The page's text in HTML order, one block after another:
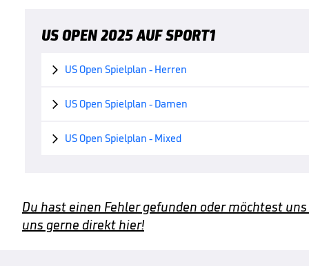
US OPEN 2025 AUF SPORT1
 US Open Spielplan - Herren
 US Open Spielplan - Damen
 US Open Spielplan - Mixed
Du hast einen Fehler gefunden oder möchtest uns
uns gerne direkt hier!